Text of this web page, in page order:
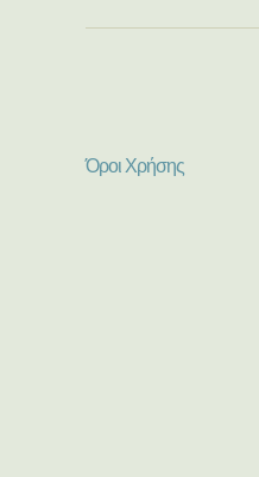
Όροι Χρήσης